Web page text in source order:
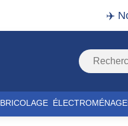
✈️
BRICOLAGE